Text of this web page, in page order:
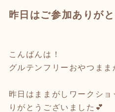
昨日はご参加ありが
こんばんは！
グルテンフリーおやつまま
昨日はままがしワークシ
りがとうございました💕